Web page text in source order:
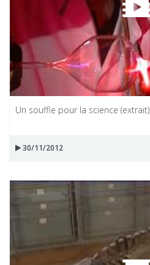
Un souffle pour la science (extrait)
30/11/2012